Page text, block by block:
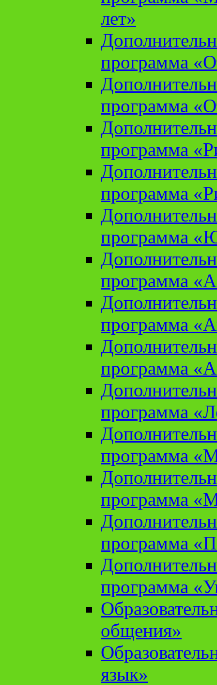
лет»
программа
программа
программа
программа
программа
программа
программа
программа
программа
программа
программа
программа
программа
общения»
язык»